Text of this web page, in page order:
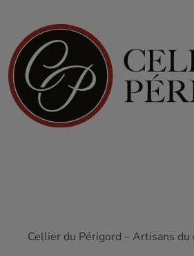
Cellier du Périgord – Artisans